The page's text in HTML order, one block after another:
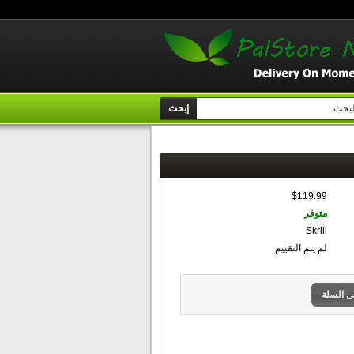
إبحث
$119.99
متوفر
Skrill
لم يتم التقييم
السلة